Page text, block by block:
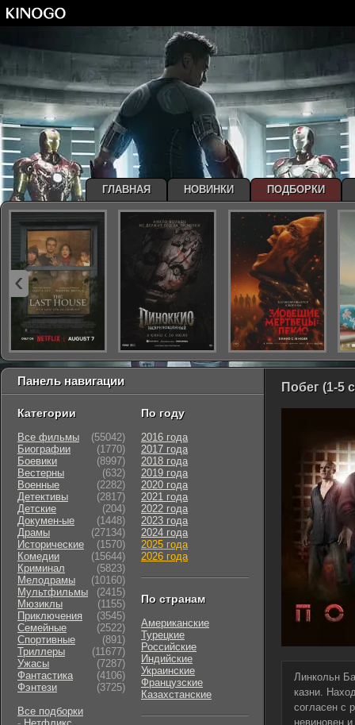
Побег (1-5
Линкольн
казни.
согласен с
невиновен
Панель навигации
Категории
Все фильмы
(55042)
Биографии
(1770)
Боевики
(8997)
Вестерны
(632)
Военные
(2282)
Детективы
(2817)
Детские
(204)
Докумен-ые
(1448)
Драмы
(27134)
Исторические
(1570)
Комедии
(15644)
Криминал
(5823)
Мелодрамы
(10160)
Мультфильмы
(2415)
Мюзиклы
(1155)
Приключения
(3545)
Семейные
(2522)
Cпортивные
(891)
Триллеры
(11677)
Ужасы
(7287)
Фантастика
(4106)
Фэнтези
(3725)
Все подборки
По году
2016 года
2017 года
2018 года
2019 года
2020 года
2021 года
2022 года
2023 года
2024 года
2025 года
2026 года
По странам
Американские
Турецкие
Российские
Индийские
Украинские
Французские
Казахстанские
ГЛАВНАЯ НОВИНКИ ПОДБОРКИ
‹